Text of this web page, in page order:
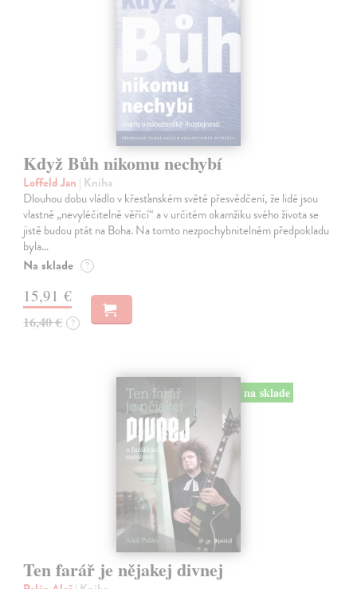
Když Bůh nikomu nechybí
Loffeld Jan | Kniha
Dlouhou dobu vládlo v křesťanském světě přesvědčení, že lidé jsou
vlastně „nevyléčitelně věřící“ a v určitém okamžiku svého života se
jistě budou ptát na Boha. Na tomto nezpochybnitelném předpokladu
byla…
Na sklade ?
15,91 €
16,40 € ?
na sklade
Ten farář je nějakej divnej